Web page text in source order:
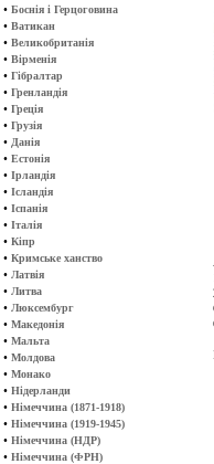
• Боснія і Герцоговина
• Ватикан
• Великобританія
• Вірменія
• Гібралтар
• Гренландія
• Греція
• Грузія
• Данія
• Естонія
• Ірландія
• Ісландія
• Іспанія
• Італія
• Кіпр
• Кримське ханство
• Латвія
• Литва
• Люксембург
• Македонія
• Мальта
• Молдова
• Монако
• Нідерланди
• Німеччина (1871-1918)
• Німеччина (1919-1945)
• Німеччина (НДР)
• Німеччина (ФРН)